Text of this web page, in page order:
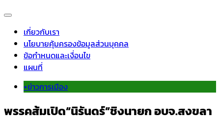
เกี่ยวกับเรา
นโยบายคุ้มครองข้อมูลส่วนบุคคล
ข้อกำหนดและเงื่อนไข
แผนที่
+ข่าวการเมือง
พรรคส้มเปิด“นิรันดร์”ชิงนายก อบจ.สงขลา